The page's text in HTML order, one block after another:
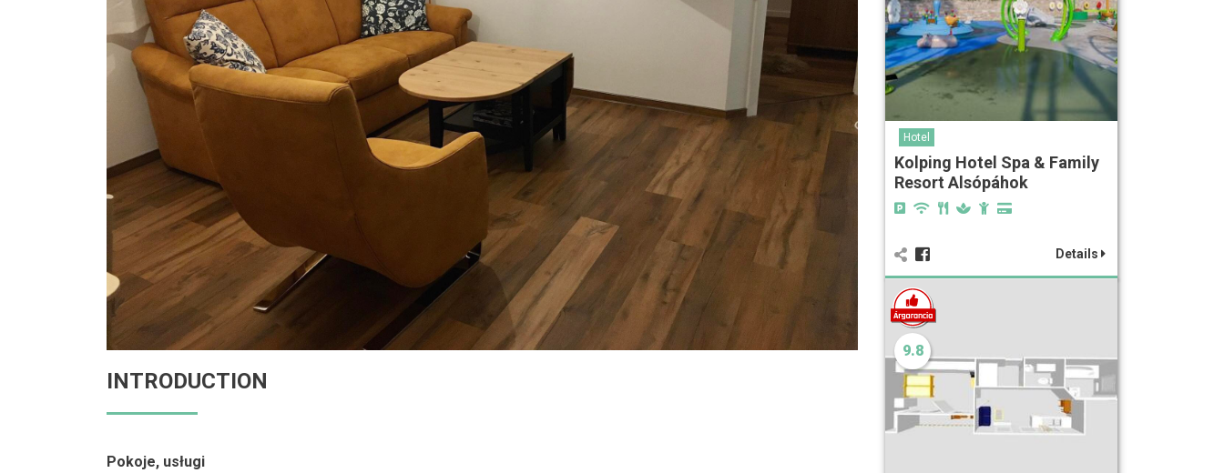
INTRODUCTION
Pokoje, usługi
Hotel
Kolping Hotel Spa & Family
Resort Alsópáhok
Details
9.8